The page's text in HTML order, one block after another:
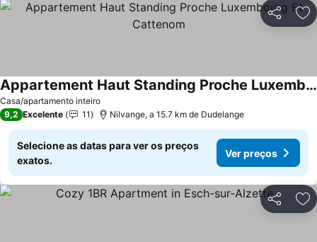
Partilhar
Casa/apartamento inteiro
Appartement Haut Standing Proche Luxembourg Et Cattenom
Ver preços
9,2 Excelente 11 Nilvange, a 15.7 km de Dudelange
Selecione as datas para ver os preços
exatos.
Ver preços
Partilhar